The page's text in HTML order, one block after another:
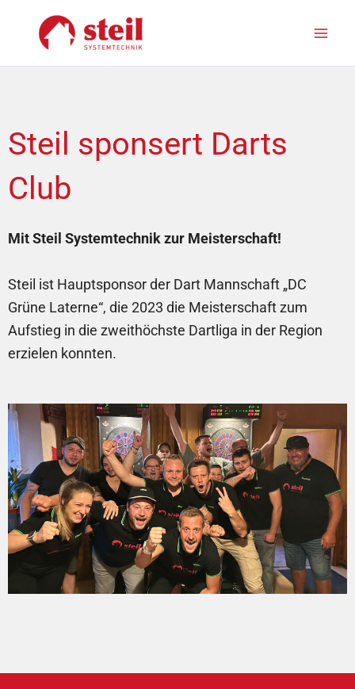
Steil sponsert Darts
Club
Mit Steil Systemtechnik zur Meisterschaft!
Steil ist Hauptsponsor der Dart Mannschaft „DC
Grüne Laterne“, die 2023 die Meisterschaft zum
Aufstieg in die zweithöchste Dartliga in der Region
erzielen konnten.